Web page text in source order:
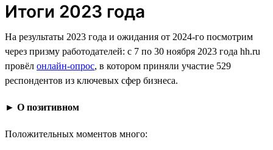
Итоги 2023 года
На результаты 2023 года и ожидания от 2024-го посмотрим
через призму работодателей: с 7 по 30 ноября 2023 года hh.ru
провёл онлайн-опрос, в котором приняли участие 529
респондентов из ключевых сфер бизнеса.
► О позитивном
Положительных моментов много: